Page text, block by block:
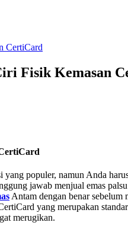
CertiCard
Fisik Kemasan
populer, namun Anda
jawab menjual emas
Antam dengan benar sebelum
yang merupakan
merugikan.